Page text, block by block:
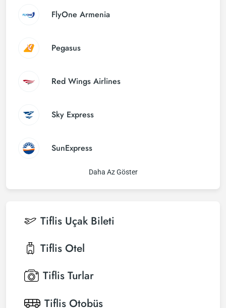
FlyOne Armenia
Pegasus
Red Wings Airlines
Sky Express
SunExpress
Daha Az Göster
Tiflis Uçak Bileti
Tiflis Otel
Tiflis Turlar
Tiflis Otobüs